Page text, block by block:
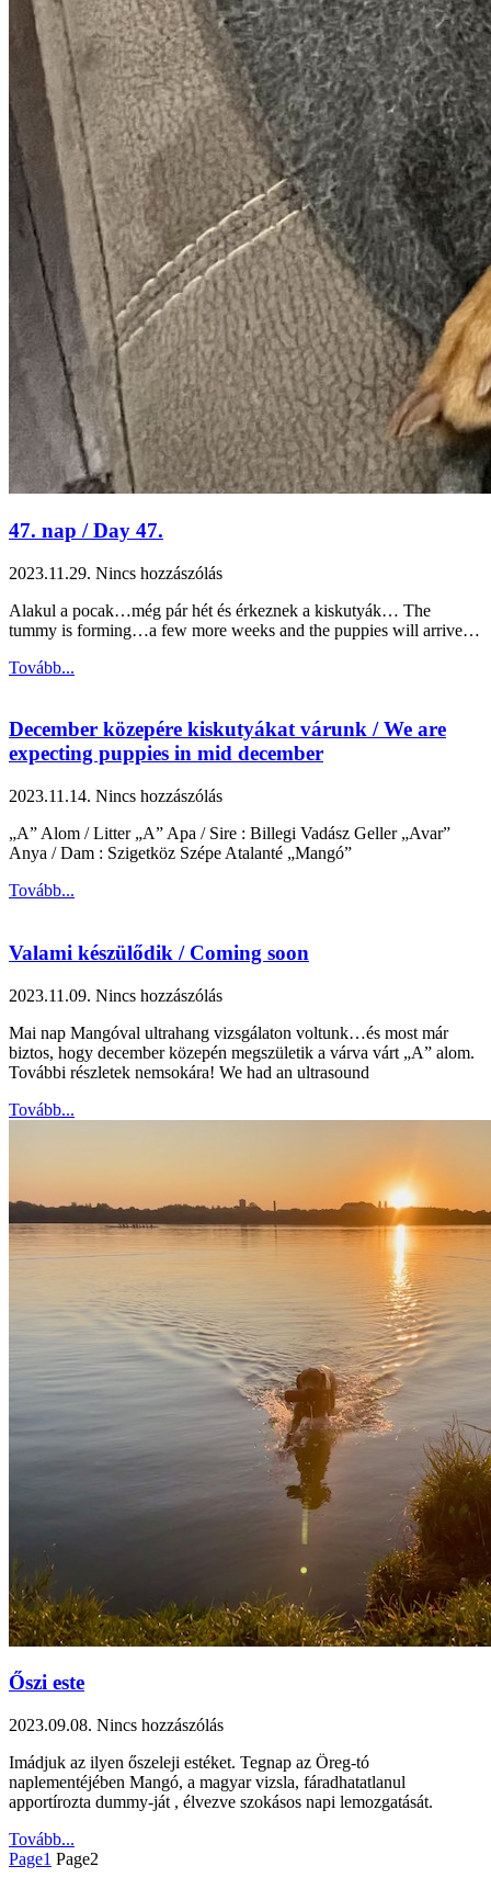
47. nap / Day 47.
2023.11.29. Nincs hozzászólás
Alakul a pocak…még pár hét és érkeznek a kiskutyák… The
tummy is forming…a few more weeks and the puppies will arrive…
Tovább...
December közepére kiskutyákat várunk / We are
expecting puppies in mid december
2023.11.14. Nincs hozzászólás
„A” Alom / Litter „A” Apa / Sire : Billegi Vadász Geller „Avar”
Anya / Dam : Szigetköz Szépe Atalanté „Mangó”
Tovább...
Valami készülődik / Coming soon
2023.11.09. Nincs hozzászólás
Mai nap Mangóval ultrahang vizsgálaton voltunk…és most már
biztos, hogy december közepén megszületik a várva várt „A” alom.
További részletek nemsokára! We had an ultrasound
Tovább...
Őszi este
2023.09.08. Nincs hozzászólás
Imádjuk az ilyen őszeleji estéket. Tegnap az Öreg-tó
naplementéjében Mangó, a magyar vizsla, fáradhatatlanul
apportírozta dummy-ját , élvezve szokásos napi lemozgatását.
Tovább...
Page1 Page2